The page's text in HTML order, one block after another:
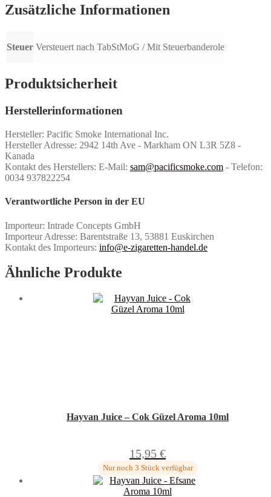
Zusätzliche Informationen
Steuer Versteuert nach TabStMoG / Mit Steuerbanderole
Produktsicherheit
Herstellerinformationen
Hersteller: Pacific Smoke International Inc.
Hersteller Adresse: 2942 14th Ave - Markham ON L3R 5Z8 -
Kanada
Kontakt des Herstellers: E-Mail: sam@pacificsmoke.com - Telefon:
0034 937822254
Verantwortliche Person in der EU
Importeur: Intrade Concepts GmbH
Importeur Adresse: Barentstraße 13, 53881 Euskirchen
Kontakt des Importeurs: info@e-zigaretten-handel.de
Ähnliche Produkte
Hayvan Juice – Cok Güzel Aroma 10ml
15,95 €
Nur noch 3 Stück verfügbar